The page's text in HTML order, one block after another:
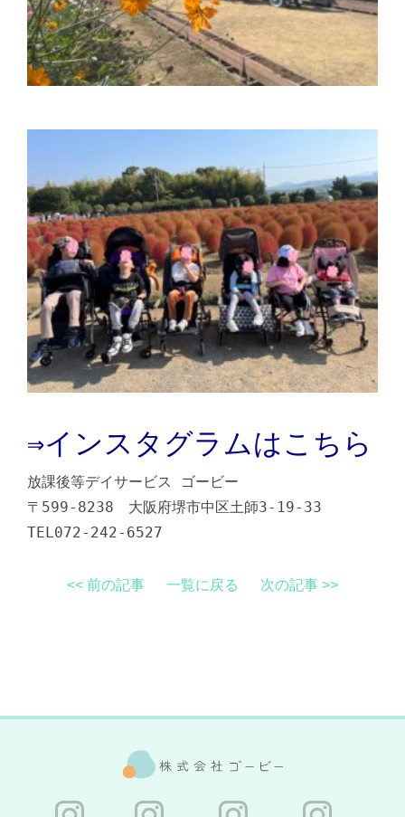
⇒インスタグラムはこちら
放課後等デイサー ビス ゴービー
〒599-8238 大阪府堺市中区土師3-19-33
TEL072-242-6527
<< 前の記事 一覧に戻る 次の記事 >>